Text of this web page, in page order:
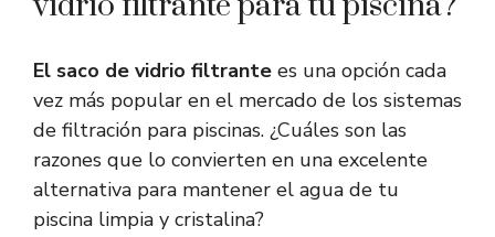
El saco de vidrio filtrante es una opción cada
vez más popular en el mercado de los sistemas
de filtración para piscinas. ¿Cuáles son las
razones que lo convierten en una excelente
alternativa para mantener el agua de tu
piscina limpia y cristalina?